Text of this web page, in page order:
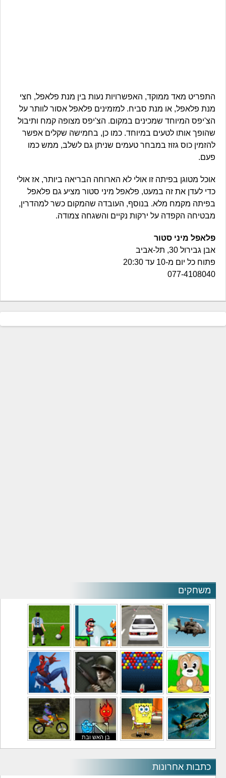
משחקים
משחקי מסוקים משחקי מכוניות משחקי סופר מריו משחקי כדורגל
משחקי לילדים משחקי באבלס משחקי מלחמה משחקי גיבורים
בן האש ובת
כתבות אחרונות
התפריט מאד ממוקד, האפשרויות נעות בין מנת פלאפל, חצי
מנת פלאפל, או מנת סביח. למזמינים פלאפל אסור לוותר על
הצ'יפס המיוחד שמכינים במקום. הצ'יפס מצופה קמח ותיבול
שהופך אותו לטעים במיוחד. כמו כן, בחמישה שקלים אפשר
להזמין כוס גזוז במבחר טעמים שניתן גם לשלב, ממש כמו
פעם.
אוכל מטוגן בפיתה זו אולי לא הארוחה הבריאה ביותר, אז אולי
כדי לעדן את זה במעט, פלאפל מיני סטור מציע גם פלאפל
בפיתה מקמח מלא. בנוסף, העובדה שהמקום כשר למהדרין,
מבטיחה הקפדה על ירקות נקיים והשגחה צמודה.
פלאפל מיני סטור
אבן גבירול 30, תל-אביב
פתוח כל יום מ-10 עד 20:30
077-4108040